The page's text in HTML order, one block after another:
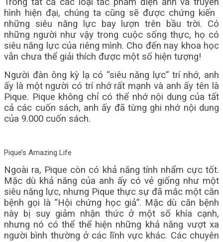
hình hiện đại, chúng ta cũng sẽ được chứng kiến ​​
những siêu năng lực bay lượn trên bầu trời. Có
những người như vậy trong cuộc sống thực, họ có
siêu năng lực của riêng mình. Cho đến nay khoa học
vẫn chưa thể giải thích được một số hiện tượng!
Người đàn ông kỳ lạ có “siêu năng lực” trí nhớ, anh
ấy là một người có trí nhớ rất mạnh và anh ấy tên là
Pique. Pique không chỉ có thể nhớ nội dung của tất
cả các cuốn sách, anh ấy đã từng ghi nhớ nội dung
của 9.000 cuốn sách.
Pique’s Amazing Life
Ngoài ra, Pique còn có khả năng tính nhẩm cực tốt.
Mặc dù khả năng của anh ấy có vẻ giống như một
siêu năng lực, nhưng Pique thực sự đã mắc một căn
bệnh gọi là “Hội chứng học giả”. Mặc dù căn bệnh
này bị suy giảm nhận thức ở một số khía cạnh,
nhưng nó có thể thể hiện những khả năng vượt xa
người bình thường ở các lĩnh vực khác. Các chuyên